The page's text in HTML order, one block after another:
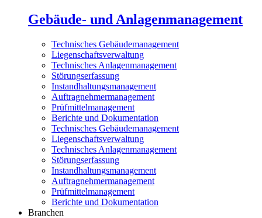
Gebäude- und Anlagenmanagement
Technisches Gebäudemanagement
Liegenschaftsverwaltung
Technisches Anlagenmanagement
Störungserfassung
Instandhaltungsmanagement
Auftragnehmermanagement
Prüfmittelmanagement
Berichte und Dokumentation
Technisches Gebäudemanagement
Liegenschaftsverwaltung
Technisches Anlagenmanagement
Störungserfassung
Instandhaltungsmanagement
Auftragnehmermanagement
Prüfmittelmanagement
Berichte und Dokumentation
Branchen